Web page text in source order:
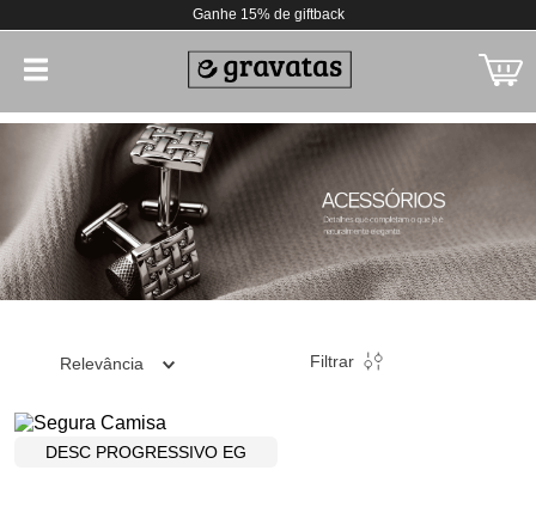
Ganhe 15% de giftback
Relevância Filtrar
DESC PROGRESSIVO EG